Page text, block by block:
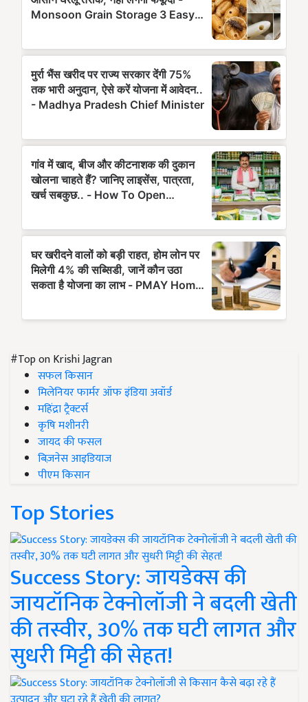
#Top on Krishi Jagran
सफल किसान
मिलेनियर फार्मर ऑफ इंडिया अवॉर्ड
महिंद्रा ट्रैक्टर्स
कृषि मशीनरी
जायद की फसल
बिज़नेस आइडियाज
पीएम किसान
Top Stories
Success Story: जायडेक्स की
जायटॉनिक टेक्नोलॉजी ने बदली खेती
की तस्वीर, 30% तक घटी लागत और
सुधरी मिट्टी की सेहत!